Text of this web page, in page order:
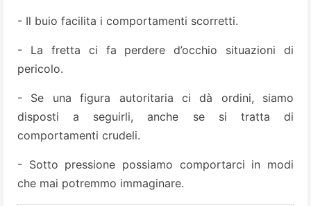
- Il buio facilita i comportamenti scorretti.
- La fretta ci fa perdere d’occhio situazioni di
pericolo.
- Se una figura autoritaria ci dà ordini, siamo
disposti a seguirli, anche se si tratta di
comportamenti crudeli.
- Sotto pressione possiamo comportarci in modi
che mai potremmo immaginare.